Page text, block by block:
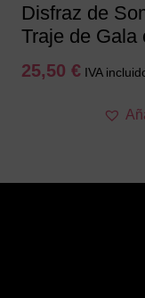
Disfraz de
Traje de Gala
25,50 € IVA